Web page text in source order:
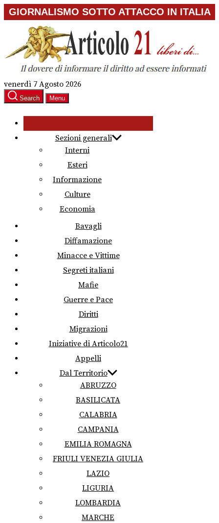
Skip
to
content
GIORNALISMO SOTTO ATTACCO IN ITALIA
venerdì 7 Agosto 2026
Search Menu
Sezioni generali
Interni
Esteri
Informazione
Culture
Economia
Bavagli
Diffamazione
Minacce e Vittime
Segreti italiani
Mafie
Guerre e Pace
Diritti
Migrazioni
Iniziative di Articolo21
Appelli
Dal Territorio
ABRUZZO
BASILICATA
CALABRIA
CAMPANIA
EMILIA ROMAGNA
FRIULI VENEZIA GIULIA
LAZIO
LIGURIA
LOMBARDIA
MARCHE